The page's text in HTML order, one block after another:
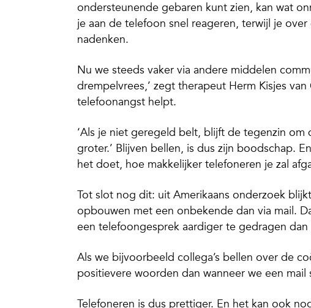
ondersteunende gebaren kunt zien, kan wat
je aan de telefoon snel reageren, terwijl je
nadenken.
Nu we steeds vaker via andere middelen
drempelvrees,’ zegt therapeut Herm Kisjes
telefoonangst helpt.
‘Als je niet geregeld belt, blijft de tegenzin
groter.’ Blijven bellen, is dus zijn boodschap.
het doet, hoe makkelijker telefoneren je zal
Tot slot nog dit: uit Amerikaans onderzoek
opbouwen met een onbekende dan via mail.
een telefoongesprek aardiger te gedragen
Als we bijvoorbeeld collega’s bellen over de
positievere woorden dan wanneer we een
Telefoneren is dus prettiger. En het kan ook